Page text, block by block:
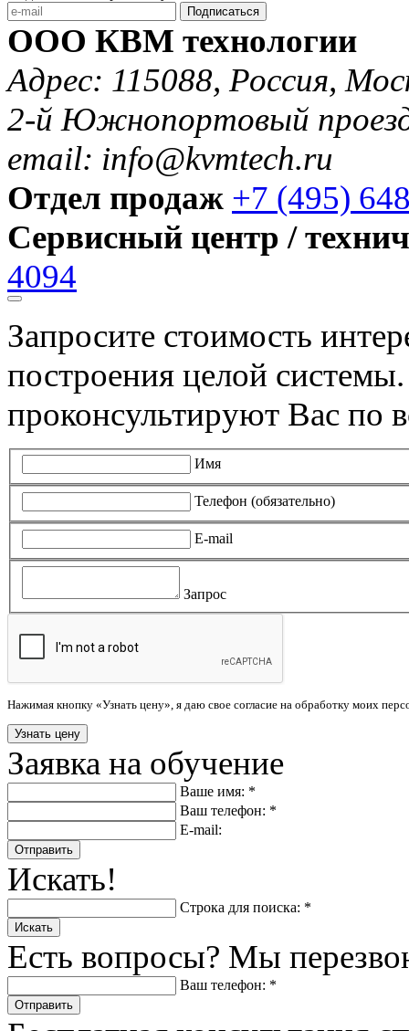
Подписаться
ООО КВМ технологии
Адрес: 115088, Россия,
2-й Южнопортовый
email: info@kvmtech.ru
Отдел продаж +7 (495)
Сервисный центр /
4094
Запросите стоимость
построения целой
проконсультируют Вас по
Имя
Телефон (обязательно)
E-mail
Запрос
Нажимая кнопку «Узнать цену», я даю свое согласие на обработку моих
Заявка на обучение
Ваше имя: *
Ваш телефон: *
E-mail:
Отправить
Искать!
Строка для поиска: *
Искать
Есть вопросы? Мы
Ваш телефон: *
Отправить